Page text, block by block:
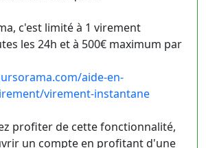
c'est limité à 1 virement
les 24h et à 500€ maximum par
aide-en-
virement-instantane
profiter de cette fonctionnalité,
un compte en profitant d'une